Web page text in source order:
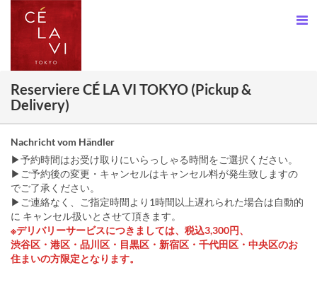
Reserviere CÉ LA VI TOKYO (Pickup &
Delivery)
Nachricht vom Händler
▶予約時間はお受け取りにいらっしゃる時間をご選択ください。
▶ご予約後の変更・キャンセルはキャンセル料が発生致しますの
でご了承ください。
▶ご連絡なく、ご指定時間より1時間以上遅れられた場合は自動的
に キャンセル扱いとさせて頂きます。
※デリバリーサービスにつきましては、税込3,300円、
渋谷区・港区・品川区・目黒区・新宿区・千代田区・中央区のお
住まいの方限定となります。